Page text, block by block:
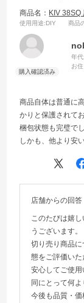
商品名： KIV 38SQ
使用用途:DIY 商品
年
お
商品自体は普通に
かりと保護されて
梱包状態も完璧で
しかも、他より安い
店舗からの回答
このたびは嬉
うございます。
切り売り商品
態をご評価いた
安心してご使
同にとって何よ
今後も品質・